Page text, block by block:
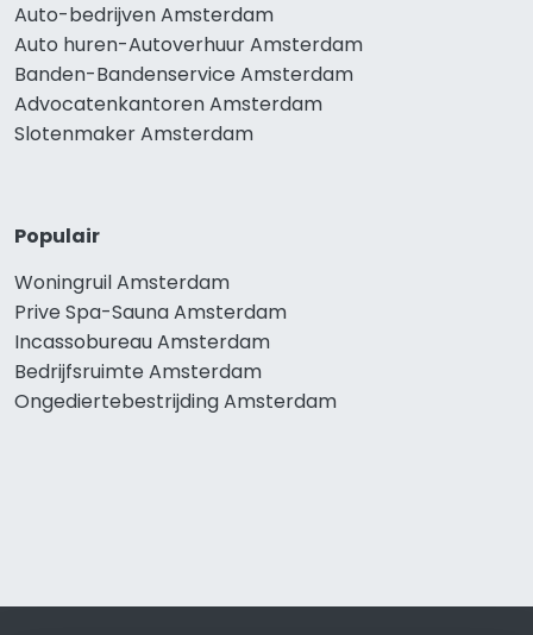
Auto-bedrijven Amsterdam
Auto huren-Autoverhuur Amsterdam
Banden-Bandenservice Amsterdam
Advocatenkantoren Amsterdam
Slotenmaker Amsterdam
Populair
Woningruil Amsterdam
Prive Spa-Sauna Amsterdam
Incassobureau Amsterdam
Bedrijfsruimte Amsterdam
Ongediertebestrijding Amsterdam